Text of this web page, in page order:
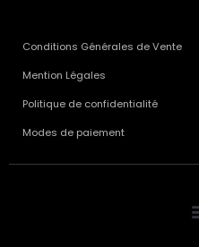
Conditions Générales de Vente
Mention Légales
Politique de confidentialité
Modes de paiement